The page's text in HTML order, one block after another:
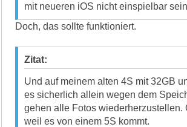
mit neueren iOS nicht einspielbar
Doch, das sollte funktioniert.
Zitat:
Und auf meinem alten 4S mit 32GB
es sicherlich allein wegen dem
gehen alle Fotos wiederherzustellen.
weil es von einem 5S kommt.